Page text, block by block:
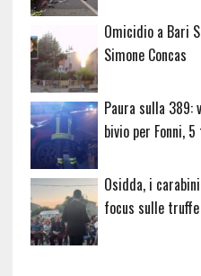
Omicidio a Bari
Simone Concas
Paura sulla
bivio per Fonni,
Osidda, i
focus sulle truffe